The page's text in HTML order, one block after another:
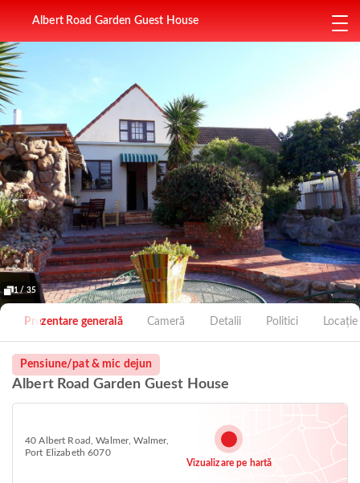
Albert Road Garden Guest House
1 / 35
Prezentare generală Cameră Detalii Politici Locație
Pensiune/pat & mic dejun
Albert Road Garden Guest House
40 Albert Road, Walmer, Walmer,
Port Elizabeth 6070
Vizualizare pe hartă